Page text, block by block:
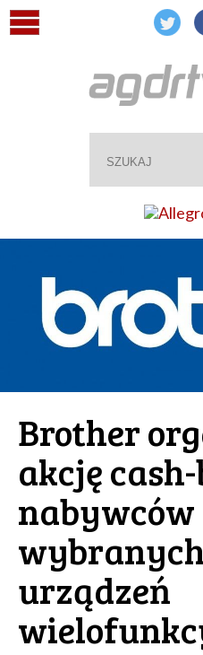
Brother
akcję
nabywców
urządzeń